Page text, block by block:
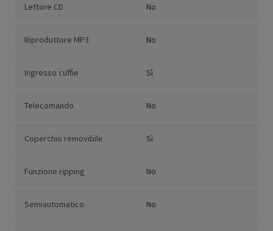
Lettore CD No
Riproduttore MP3 No
Ingresso cuffie Sì
Telecomando No
Coperchio removibile Sì
Funzione ripping No
Semiautomatico No